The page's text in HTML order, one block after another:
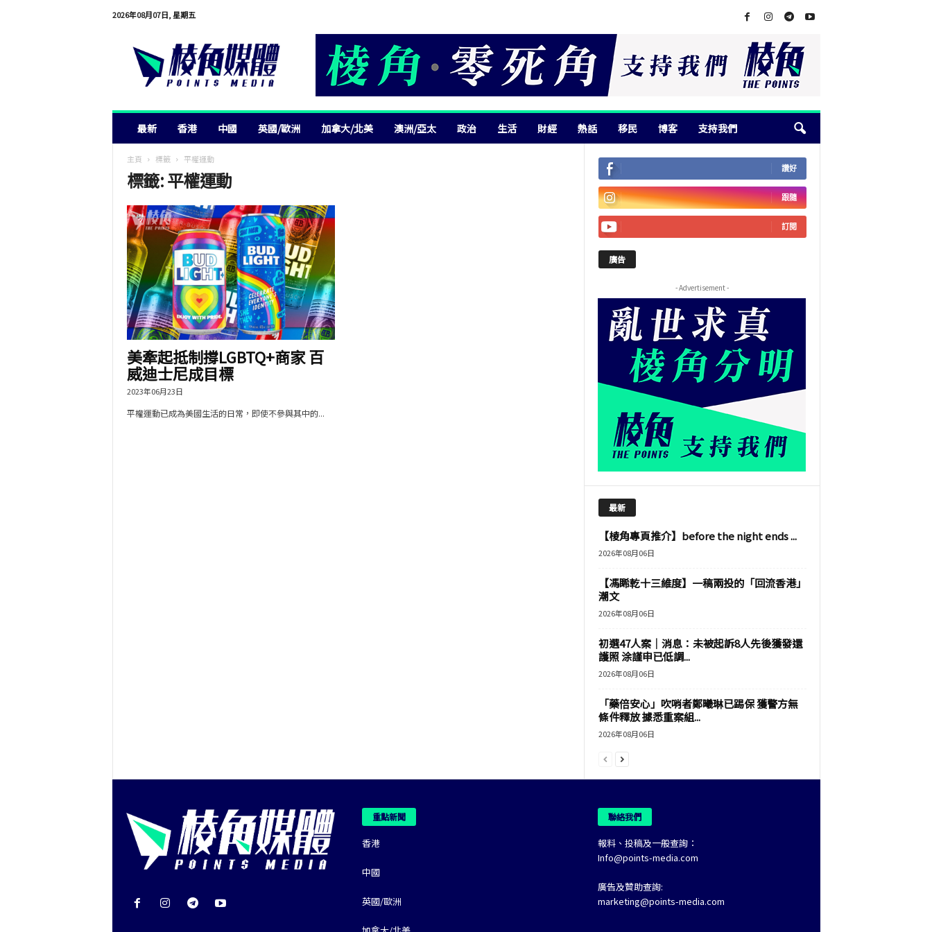
2026年08月07日, 星期五
最新 香港 中國 英國/歐洲 加拿大/北美 澳洲/亞太 政治 生活 財經 熱話 移民 博客 支持我們
主頁 標籤 平權運動
標籤: 平權運動
美牽起抵制撐LGBTQ+商家 百
威迪士尼成目標
2023年06月23日
平權運動已成為美國生活的日常，即使不參與其中的...
讚好
跟隨
訂閱
廣告
- Advertisement -
最新
【棱角專頁推介】before the night ends ...
2026年08月06日
【馮睎乾十三維度】一稿兩投的「回流香港」
潮文
2026年08月06日
初選47人案｜消息：未被起訴8人先後獲發還
護照 涂謹申已低調...
2026年08月06日
「藥倍安心」吹哨者鄭曦琳已踢保 獲警方無
條件釋放 據悉重案組...
2026年08月06日
重點新聞
香港
中國
英國/歐洲
聯絡我們
報料、投稿及一般查詢：
Info@points-media.com
廣告及贊助查詢:
marketing@points-media.com